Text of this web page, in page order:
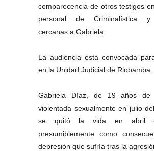
comparecencia de otros testigos
personal de Criminalística y
cercanas a Gabriela.
La audiencia está convocada
en la Unidad Judicial de Riobamba.
Gabriela Díaz, de 19 años de
violentada sexualmente en julio
se quitó la vida en abril
presumiblemente como
depresión que sufría tras la